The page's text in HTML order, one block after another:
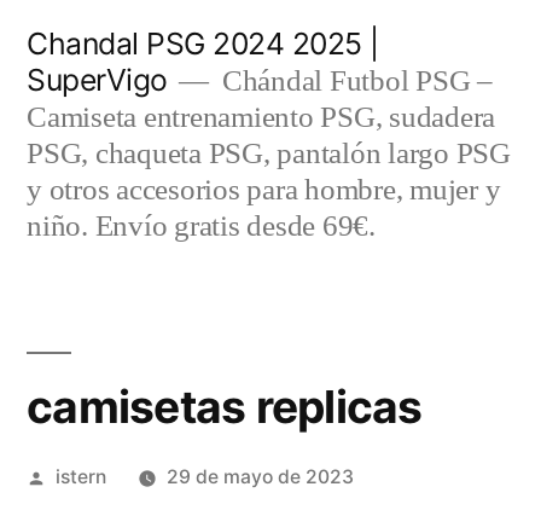
contenido
Chandal PSG 2024 2025 |
SuperVigo
Chándal Futbol PSG –
Camiseta entrenamiento PSG, sudadera
PSG, chaqueta PSG, pantalón largo PSG
y otros accesorios para hombre, mujer y
niño. Envío gratis desde 69€.
camisetas replicas
Publicado
istern 29 de mayo de 2023